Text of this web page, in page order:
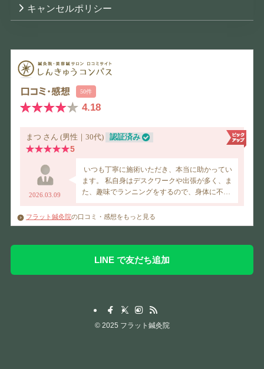
キャンセルポリシー
フラット鍼灸院の口コミ・感想をもっと見る
LINE で友だち追加
©2025 フラット鍼灸院